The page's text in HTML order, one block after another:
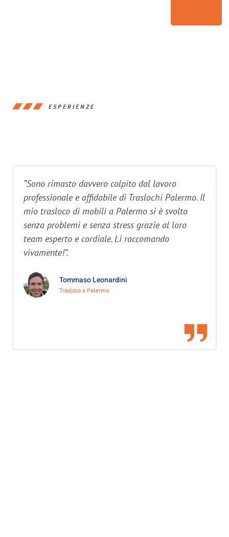
ESPERIENZE
“Sono rimasto davvero colpito dal lavoro
professionale e affidabile di Traslochi Palermo. Il
mio trasloco di mobili a Palermo si è svolto
senza problemi e senza stress grazie al loro
team esperto e cordiale. Li raccomando
vivamente!”.
Tommaso Leonardini
Trasloco a Palermo